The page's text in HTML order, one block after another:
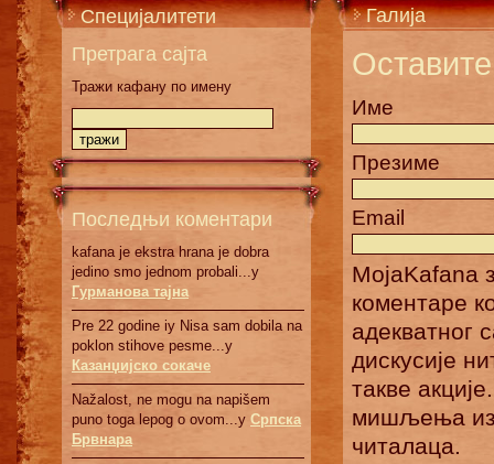
Специјалитети
Претрага сајта
Тражи кафану по имену
Последњи коментари
kafana je ekstra hrana je dobra
jedino smo jednom probali...у
Гурманова тајна
Pre 22 godine iy Nisa sam dobila na
poklon stihove pesme...у
Казанџијско сокаче
Nažalost, ne mogu na napišem
puno toga lepog o ovom...у Српскa
Брвнaрa
Галија
Име
Презиме
Email
MojaKafana
коментаре
адекватног
дискусије
такве
мишљења
читалаца.